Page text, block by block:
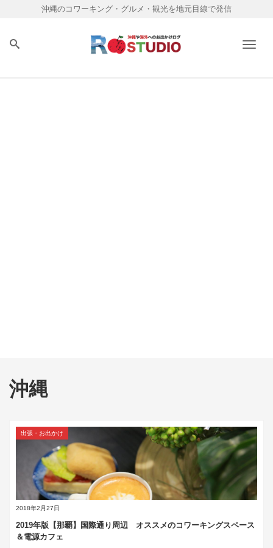
沖縄のコワーキング・グルメ・観光を地元目線で発信
沖縄
2018年2月27日
出張・お出かけ
2019年版【那覇】国際通り周辺 オススメのコワーキングスペース
＆電源カフェ